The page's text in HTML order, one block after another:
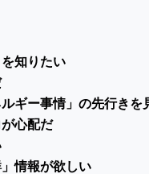
知りたい
ギー事情」の先行きを
心配だ
情報が欲しい